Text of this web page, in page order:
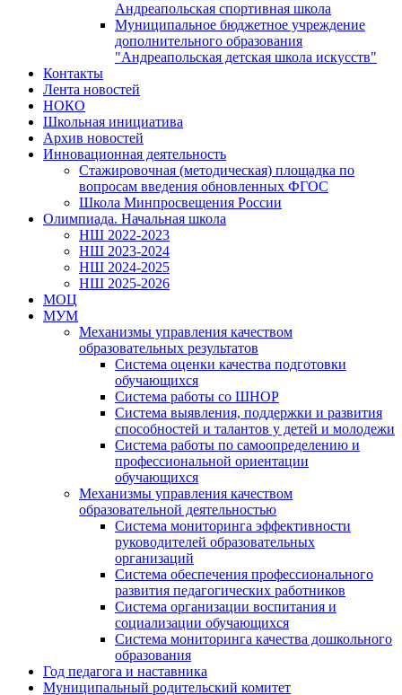
Андреапольская спортивная школа
Муниципальное бюджетное учреждение
дополнительного образования
"Андреапольская детская школа искусств"
Контакты
Лента новостей
НОКО
Школьная инициатива
Архив новостей
Инновационная деятельность
Стажировочная (методическая) площадка по
вопросам введения обновленных ФГОС
Школа Минпросвещения России
Олимпиада. Начальная школа
НШ 2022-2023
НШ 2023-2024
НШ 2024-2025
НШ 2025-2026
МОЦ
МУМ
Механизмы управления качеством
образовательных результатов
Система оценки качества подготовки
обучающихся
Система работы со ШНОР
Система выявления, поддержки и развития
способностей и талантов у детей и молодежи
Система работы по самоопределению и
профессиональной ориентации
обучающихся
Механизмы управления качеством
образовательной деятельностью
Система мониторинга эффективности
руководителей образовательных
организаций
Система обеспечения профессионального
развития педагогических работников
Система организации воспитания и
социализации обучающихся
Система мониторинга качества дошкольного
образования
Год педагога и наставника
Муниципальный родительский комитет